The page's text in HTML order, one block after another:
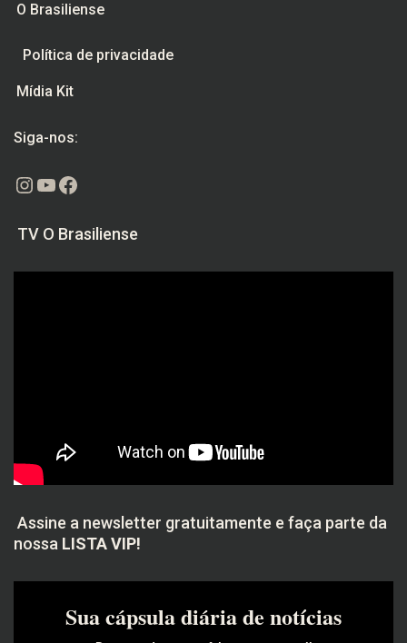
O Brasiliense
Política de privacidade
Mídia Kit
Siga-nos:
Instagram
Youtube
Facebook
TV O Brasiliense
Assine a newsletter gratuitamente e faça parte da
nossa LISTA VIP!
Sua cápsula diária de notícias